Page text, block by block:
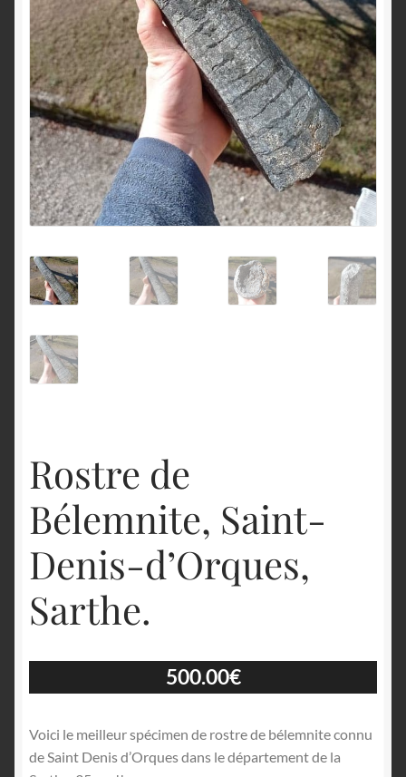
Rostre de
Bélemnite, Saint-
Denis-d’Orques,
Sarthe.
500.00€
Voici le meilleur spécimen de rostre de bélemnite connu
de Saint Denis d’Orques dans le département de la